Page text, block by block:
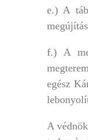
e.) A
f.) A
egész
A